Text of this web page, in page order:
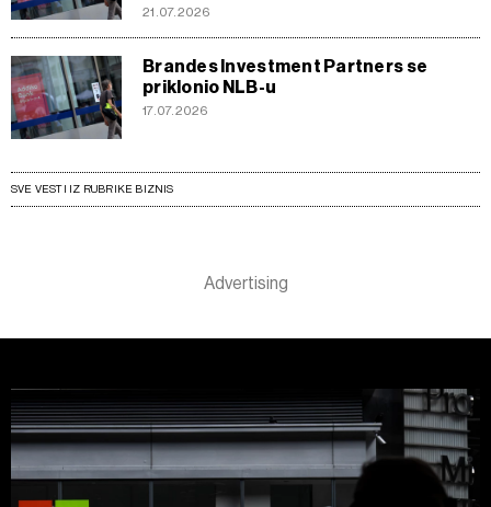
21.07.2026
Brandes Investment Partners se
priklonio NLB-u
17.07.2026
SVE VESTI IZ RUBRIKE BIZNIS